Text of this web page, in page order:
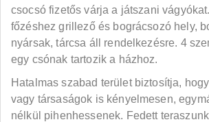
csocsó fizetős várja a játszani
főzéshez grillező és bográcsozó hely,
nyársak, tárcsa áll rendelkezésre. 4
egy csónak tartozik a házhoz.
Hatalmas szabad terület biztosítja,
vagy társaságok is kényelmesen,
nélkül pihenhessenek. Fedett